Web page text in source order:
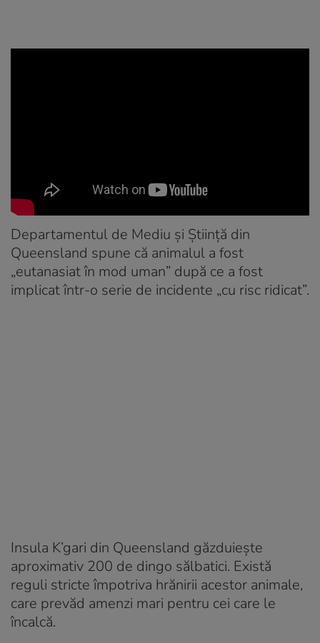
Departamentul de Mediu și Știință din
Queensland spune că animalul a fost
„eutanasiat în mod uman” după ce a fost
implicat într-o serie de incidente „cu risc ridicat”.
Insula K’gari din Queensland găzduiește
aproximativ 200 de dingo sălbatici. Există
reguli stricte împotriva hrănirii acestor animale,
care prevăd amenzi mari pentru cei care le
încalcă.